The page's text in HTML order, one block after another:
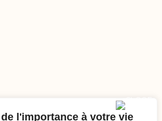
l'importance à votre vie